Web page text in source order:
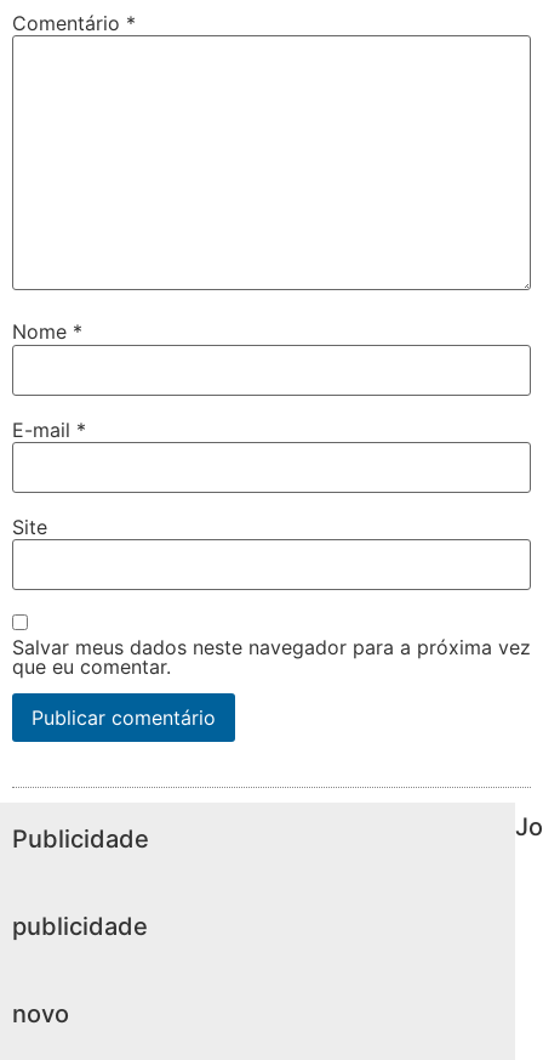
Comentário *
Nome *
E-mail *
Site
Salvar meus dados neste navegador para a próxima vez
que eu comentar.
Publicidade
publicidade
novo
Jo